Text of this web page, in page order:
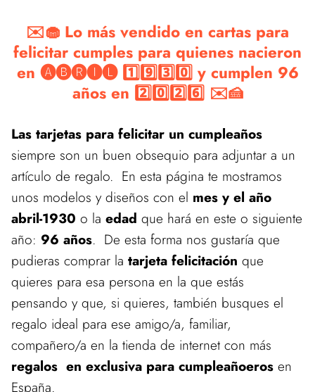
✉️🧁 Lo más vendido en cartas para
felicitar cumples para quienes nacieron
en 🅐🅑🅡🅘🅛 1️⃣9️⃣3️⃣0️⃣ y cumplen 96
años en 2️⃣0️⃣2️⃣6️⃣ ✉️🍰
Las tarjetas para felicitar un cumpleaños
siempre son un buen obsequio para adjuntar a un
artículo de regalo. En esta página te mostramos
unos modelos y diseños con el mes y el año
abril-1930 o la edad que hará en este o siguiente
año: 96 años. De esta forma nos gustaría que
pudieras comprar la tarjeta felicitación que
quieres para esa persona en la que estás
pensando y que, si quieres, también busques el
regalo ideal para ese amigo/a, familiar,
compañero/a en la tienda de internet con más
regalos en exclusiva para cumpleañoeros en
España.